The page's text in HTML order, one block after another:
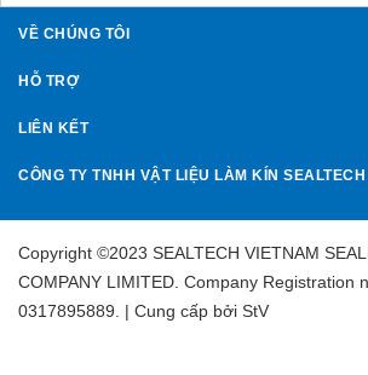
VỀ CHÚNG TÔI
HỖ TRỢ
LIÊN KẾT
CÔNG TY TNHH VẬT LIỆU LÀM KÍN SEALTECH
Copyright ©2023 SEALTECH VIETNAM
COMPANY LIMITED. Company Registration
0317895889. | Cung cấp bởi StV